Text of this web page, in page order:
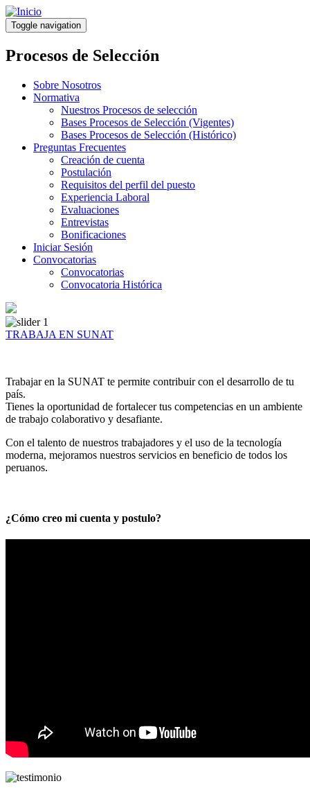
Pasar
al
contenido
principal
Toggle navigation
Procesos de Selección
Sobre Nosotros
Normativa
Nuestros Procesos de selección
Bases Procesos de Selección (Vigentes)
Bases Procesos de Selección (Histórico)
Preguntas Frecuentes
Creación de cuenta
Postulación
Requisitos del perfil del puesto
Experiencia Laboral
Evaluaciones
Entrevistas
Bonificaciones
Iniciar Sesión
Convocatorias
Convocatorias
Convocatoria Histórica
TRABAJA EN SUNAT
Trabajar en la SUNAT te permite contribuir con el desarrollo de tu
país.
Tienes la oportunidad de fortalecer tus competencias en un ambiente
de trabajo colaborativo y desafiante.
Con el talento de nuestros trabajadores y el uso de la tecnología
moderna, mejoramos nuestros servicios en beneficio de todos los
peruanos.
¿Cómo creo mi cuenta y postulo?